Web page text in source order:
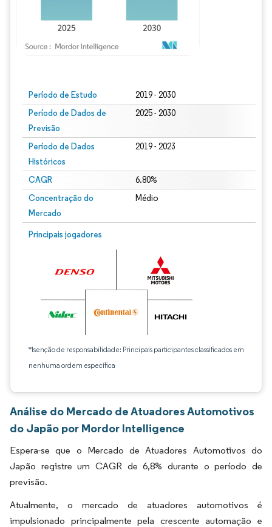
Período de Estudo 2019 - 2030
Período de Dados de
Previsão
2025 - 2030
Período de Dados
Históricos
2019 - 2023
CAGR 6.80%
Concentração do
Mercado
Médio
Principais jogadores
*Isenção de responsabilidade: Principais participantes classificados em
nenhuma ordem específica
Análise do Mercado de Atuadores Automotivos
do Japão por Mordor Intelligence
Espera-se que o Mercado de Atuadores Automotivos do
Japão registre um CAGR de 6,8% durante o período de
previsão.
Atualmente, o mercado de atuadores automotivos é
impulsionado principalmente pela crescente automação e